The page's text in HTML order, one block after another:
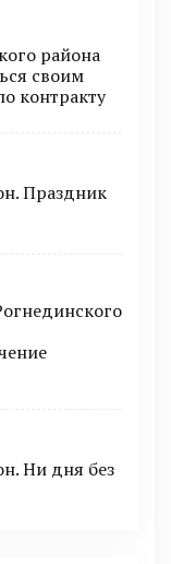
района
своим
контракту
Праздник
Ни дня без